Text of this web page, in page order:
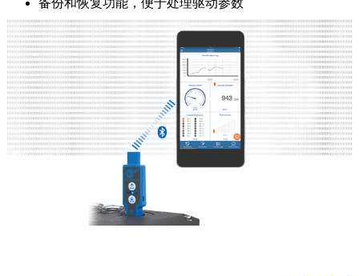
备份和恢复功能，便于处理驱动参数